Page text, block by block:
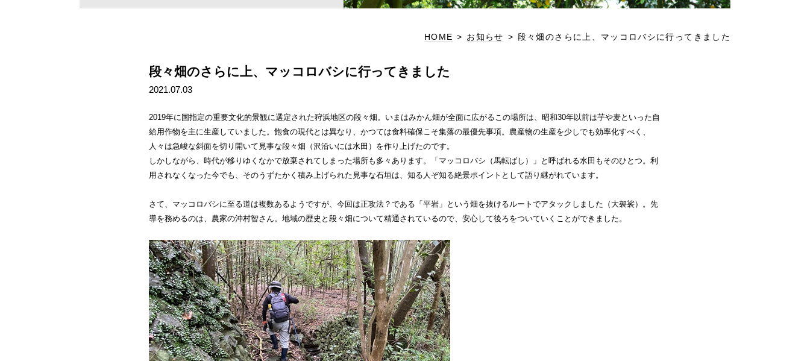
HOME > お知らせ > 段々畑のさらに上、マッコロバシに行ってきました
段々畑のさらに上、マッコロバシに行ってきました
2021.07.03
2019年に国指定の重要文化的景観に選定された狩浜地区の段々畑。いまはみかん畑が全面に広がるこの場所は、昭和30年以前は芋や麦といった自
給用作物を主に生産していました。飽食の現代とは異なり、かつては食料確保こそ集落の最優先事項。農産物の生産を少しでも効率化すべく、
人々は急峻な斜面を切り開いて見事な段々畑（沢沿いには水田）を作り上げたのです。
しかしながら、時代が移りゆくなかで放棄されてしまった場所も多々あります。「マッコロバシ（馬転ばし）」と呼ばれる水田もそのひとつ。利
用されなくなった今でも、そのうずたかく積み上げられた見事な石垣は、知る人ぞ知る絶景ポイントとして語り継がれています。
さて、マッコロバシに至る道は複数あるようですが、今回は正攻法？である「平岩」という畑を抜けるルートでアタックしました（大袈裟）。先
導を務めるのは、農家の沖村智さん。地域の歴史と段々畑について精通されているので、安心して後ろをついていくことができました。